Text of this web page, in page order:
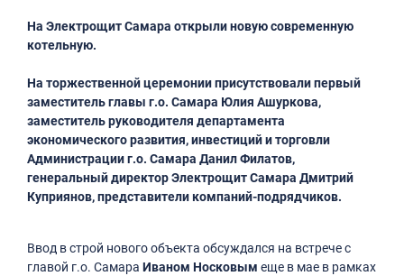
На Электрощит Самара открыли новую современную
котельную.
На торжественной церемонии присутствовали первый
заместитель главы г.о. Самара Юлия Ашуркова,
заместитель руководителя департамента
экономического развития, инвестиций и торговли
Администрации г.о. Самара Данил Филатов,
генеральный директор Электрощит Самара Дмитрий
Куприянов, представители компаний-подрядчиков.
Ввод в строй нового объекта обсуждался на встрече с
главой г.о. Самара Иваном Носковым еще в мае в рамках